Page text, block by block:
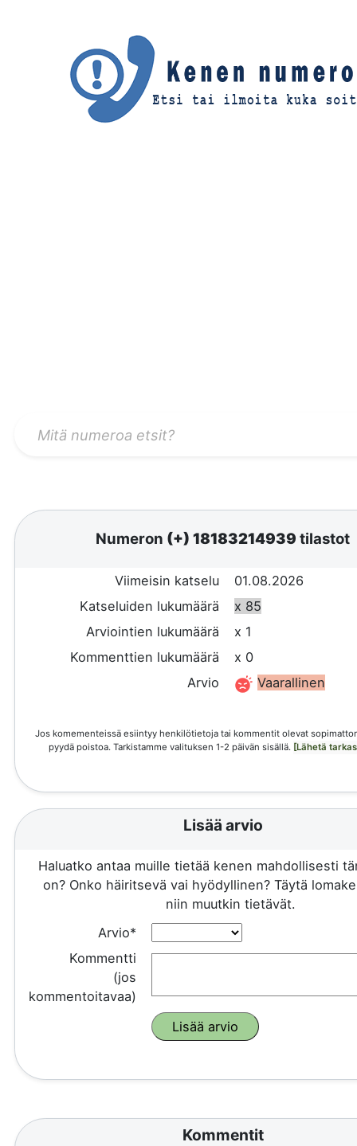
Numeron (+) 18183214939tilastot
Viimeisin katselu
01.08.2026
Katseluiden lukumäärä
x 85
Arviointien lukumäärä
x 1
Kommenttien lukumäärä
x 0
Arvio
Vaarallinen
Jos komementeissä esiintyy henkilötietoja tai kommentit olevat
pyydä poistoa. Tarkistamme valituksen 1-2 päivän sisällä. [Lähetä
Lisää arvio
Haluatko antaa muille tietää kenen mahdollisesti
on? Onko häiritsevä vai hyödyllinen? Täytä
niin muutkin tietävät.
Arvio*
Kommentti
(jos
kommentoitavaa)
Kommentit